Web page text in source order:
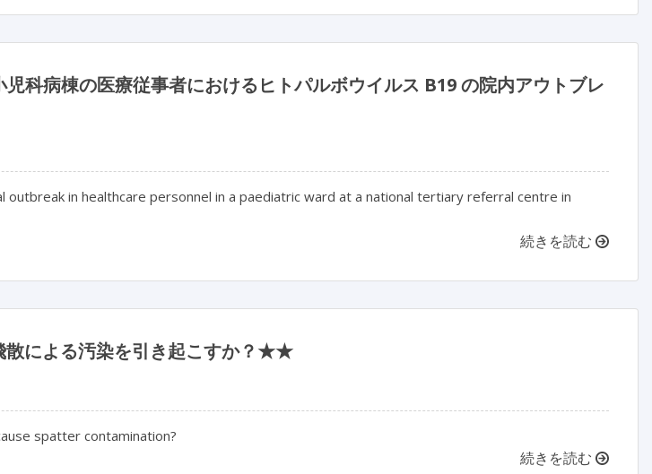
科病棟の医療従事者におけるヒトパルボウイルス B19 の院内アウトブレ
outbreak in healthcare personnel in a paediatric ward at a national tertiary referral centre in
続きを読む
散による汚染を引き起こすか？★★
spatter contamination?
続きを読む